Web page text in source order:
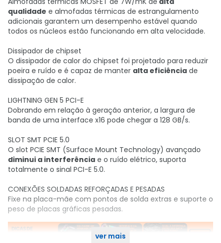
qualidade e almofadas térmicas de estrangulamento
adicionais garantem um desempenho estável quando
todos os núcleos estão funcionando em alta velocidade.
Dissipador de chipset
O dissipador de calor do chipset foi projetado para reduzir
poeira e ruído e é capaz de manter alta eficiência de
dissipação de calor.
LIGHTNING GEN 5 PCI-E
Dobrando em relação à geração anterior, a largura de
banda de uma interface x16 pode chegar a 128 GB/s.
SLOT SMT PCIE 5.0
O slot PCIE SMT (Surface Mount Technology) avançado
diminui a interferência e o ruído elétrico, suporta
totalmente o sinal PCI-E 5.0.
CONEXÕES SOLDADAS REFORÇADAS E PESADAS
Fixe na placa-mãe com pontos de solda extras e suporte o
peso de placas gráficas pesadas.
ver mais